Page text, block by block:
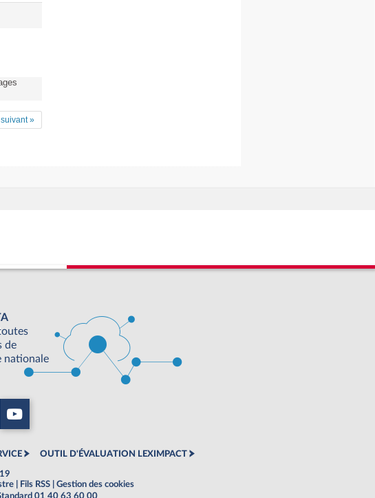
suivant »
de
nationale
OUTIL D'ÉVALUATION LEXIMPACT
Fils RSS
Gestion des cookies
01 40 63 60 00